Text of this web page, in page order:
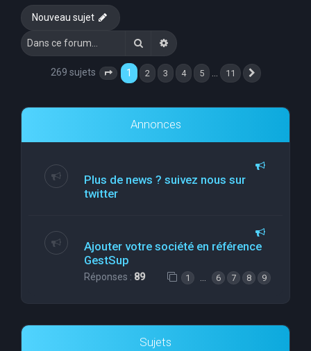
Nouveau sujet
RechercherRecherche avancée
269 sujets Page 1 sur 11
1 2 3 4 5 … 11
Annonces
Plus de news ? suivez nous sur
twitter
Ajouter votre société en référence
GestSup
Réponses : 89 1 … 6 7 8 9
Sujets